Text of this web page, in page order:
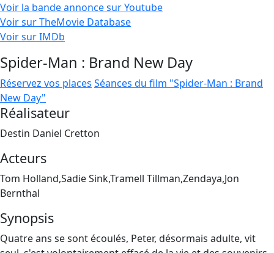
Voir la bande annonce sur Youtube
Voir sur TheMovie Database
Voir sur IMDb
Spider-Man : Brand New Day
Réservez vos places Séances du film "Spider-Man : Brand
New Day"
Réalisateur
Destin Daniel Cretton
Acteurs
Tom Holland,Sadie Sink,Tramell Tillman,Zendaya,Jon
Bernthal
Synopsis
Quatre ans se sont écoulés, Peter, désormais adulte, vit